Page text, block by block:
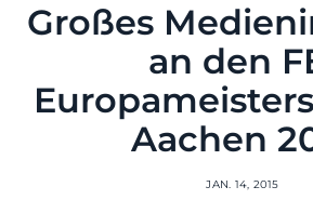
Großes
an den
Aachen
JAN. 14, 2015